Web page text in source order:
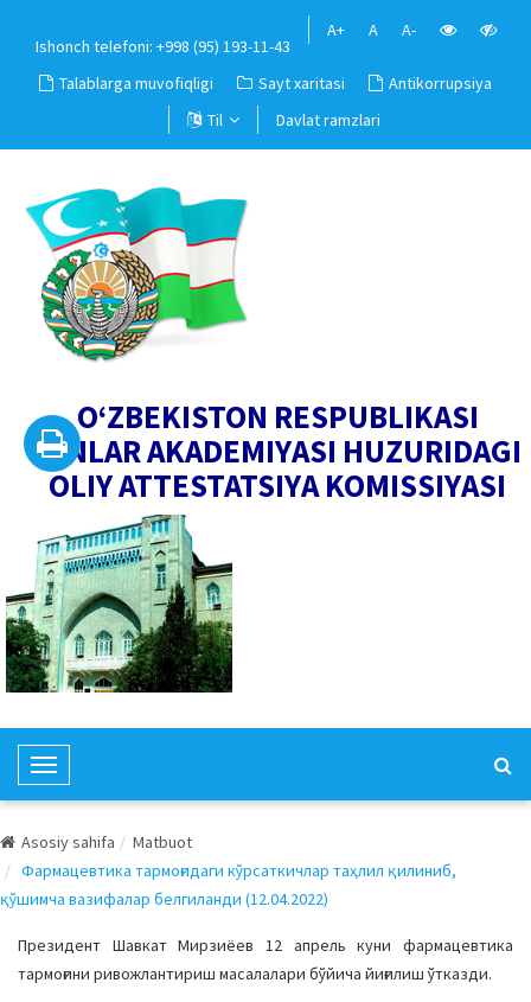
Ishonch telefoni: +998 (95) 193-11-43
A+ A A-
Talablarga muvofiqligi Sayt xaritasi
Antikorrupsiya
Til
Davlat ramzlari
O‘ZBEKISTON RESPUBLIKASI
FANLAR AKADEMIYASI HUZURIDAGI
OLIY ATTESTATSIYA KOMISSIYASI
T
o
g
l
e
N
a
Asosiy sahifa
Matbuot
Фармацевтика тармоғидаги кўрсаткичлар таҳлил қилиниб,
қўшимча вазифалар белгиланди (12.04.2022)
Президент Шавкат Мирзиёев 12 апрель куни фармацевтика
тармоғини ривожлантириш масалалари бўйича йиғилиш ўтказди.